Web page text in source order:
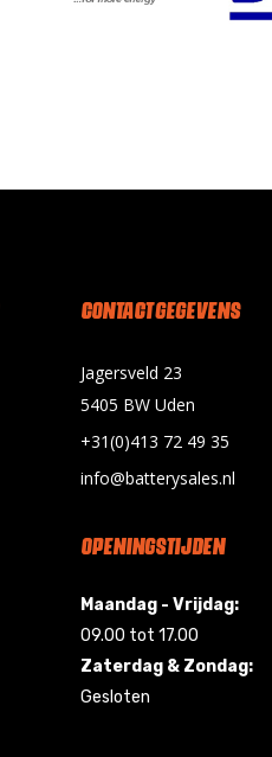
CONTACT GEGEVENS
Jagersveld 23
5405 BW Uden
+31(0)413 72 49 35
info@batterysales.nl
OPENINGSTIJDEN
Maandag - Vrijdag:
09.00 tot 17.00
Zaterdag & Zondag:
Gesloten